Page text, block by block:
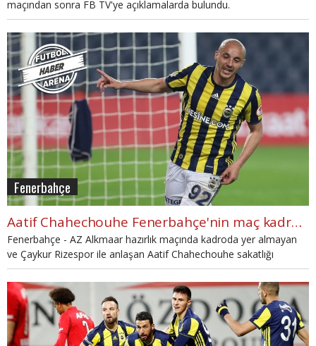
maçından sonra FB TV'ye açıklamalarda bulundu.
Fenerbahçe
Aatif Chahechouhe Fenerbahçe'nin maç kadrosunda neden yoktu?
Fenerbahçe - AZ Alkmaar hazırlık maçında kadroda yer almayan
ve Çaykur Rizespor ile anlaşan Aatif Chahechouhe sakatlığı
nedeniyle oynatılmadı.